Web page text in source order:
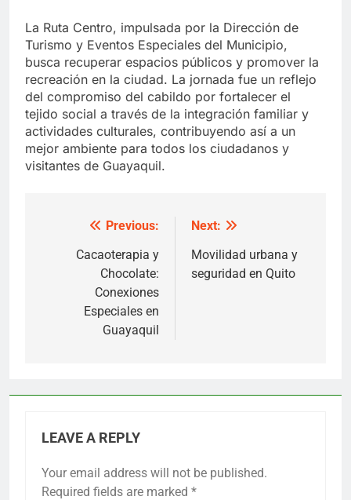
La Ruta Centro, impulsada por la Dirección de
Turismo y Eventos Especiales del Municipio,
busca recuperar espacios públicos y promover la
recreación en la ciudad. La jornada fue un reflejo
del compromiso del cabildo por fortalecer el
tejido social a través de la integración familiar y
actividades culturales, contribuyendo así a un
mejor ambiente para todos los ciudadanos y
visitantes de Guayaquil.
navigation
Previous:
Cacaoterapia y
Chocolate:
Conexiones
Especiales en
Guayaquil
Next:
Movilidad urbana y
seguridad en Quito
LEAVE A REPLY
Your email address will not be published.
Required fields are marked *